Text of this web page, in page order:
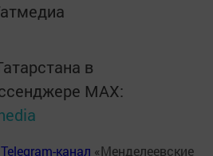
в
MАХ:
Telegram-канал «Менделеевские